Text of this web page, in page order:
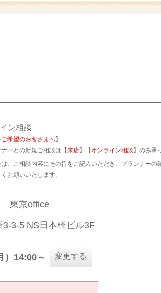
ン相談
希望のお客さまへ】
ーとの新規ご相談は【来店】【 オンライン相談 】のみ承
、ご相談内容にその旨をご記入いただき、プランナーの
お願いいたします。
東京office
3-5 NS日本橋ビル3F
）14:00～ 変更する